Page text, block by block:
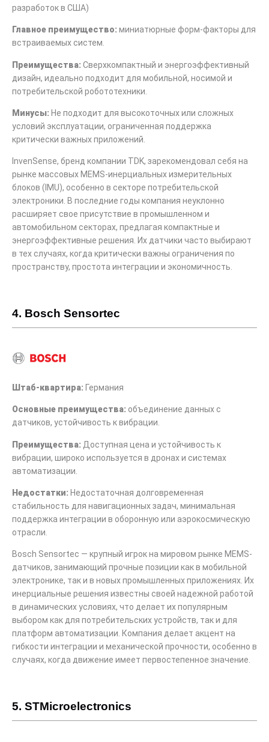
разработок в США)
Главное преимущество: миниатюрные форм-факторы для
встраиваемых систем.
Преимущества: Сверхкомпактный и энергоэффективный
дизайн, идеально подходит для мобильной, носимой и
потребительской робототехники.
Минусы: Не подходит для высокоточных или сложных
условий эксплуатации, ограниченная поддержка
критически важных приложений.
InvenSense, бренд компании TDK, зарекомендовал себя на
рынке массовых MEMS-инерциальных измерительных
блоков (IMU), особенно в секторе потребительской
электроники. В последние годы компания неуклонно
расширяет свое присутствие в промышленном и
автомобильном секторах, предлагая компактные и
энергоэффективные решения. Их датчики часто выбирают
в тех случаях, когда критически важны ограничения по
пространству, простота интеграции и экономичность.
4. Bosch Sensortec
Штаб-квартира: Германия
Основные преимущества: объединение данных с
датчиков, устойчивость к вибрации.
Преимущества: Доступная цена и устойчивость к
вибрации, широко используется в дронах и системах
автоматизации.
Недостатки: Недостаточная долговременная
стабильность для навигационных задач, минимальная
поддержка интеграции в оборонную или аэрокосмическую
отрасли.
Bosch Sensortec — крупный игрок на мировом рынке MEMS-
датчиков, занимающий прочные позиции как в мобильной
электронике, так и в новых промышленных приложениях. Их
инерциальные решения известны своей надежной работой
в динамических условиях, что делает их популярным
выбором как для потребительских устройств, так и для
платформ автоматизации. Компания делает акцент на
гибкости интеграции и механической прочности, особенно в
случаях, когда движение имеет первостепенное значение.
5. STMicroelectronics